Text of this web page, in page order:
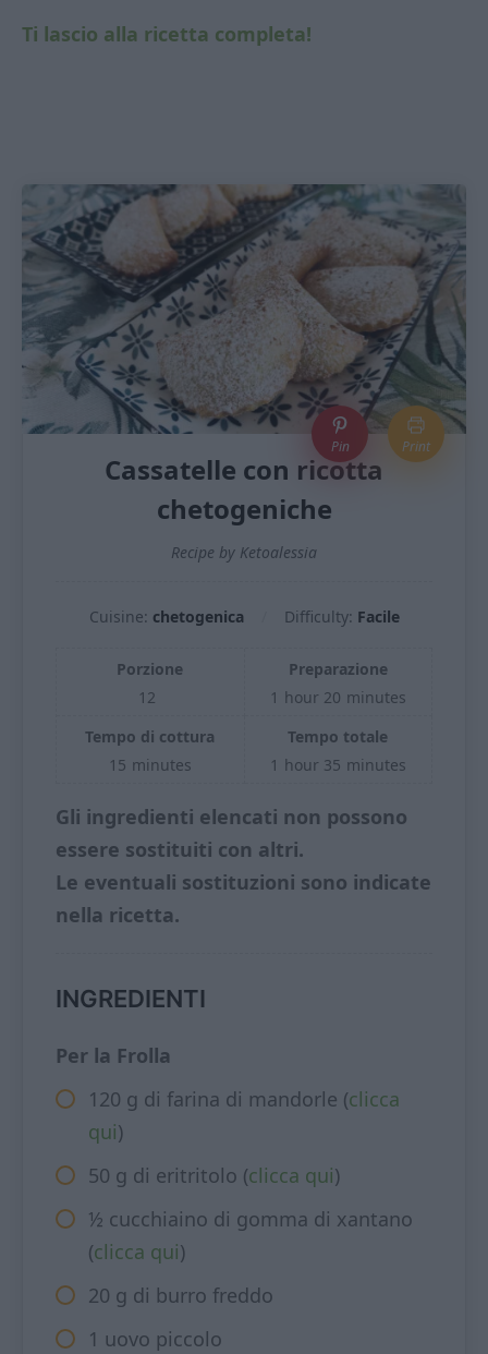
Ti lascio alla ricetta completa!
Pin Print
Cassatelle con ricotta
chetogeniche
Recipe by Ketoalessia
Cuisine: chetogenica Difficulty: Facile
Porzione
12
Preparazione
1 hour 20 minutes
Tempo di cottura
15 minutes
Tempo totale
1 hour 35 minutes
Gli ingredienti elencati non possono
essere sostituiti con altri.
Le eventuali sostituzioni sono indicate
nella ricetta.
INGREDIENTI
Per la Frolla
120 g di farina di mandorle (clicca
qui)
50 g di eritritolo (clicca qui)
½ cucchiaino di gomma di xantano
(clicca qui)
20 g di burro freddo
1 uovo piccolo